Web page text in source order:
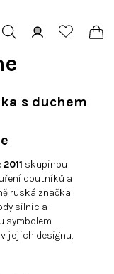
s duchem
2011 skupinou
doutníků a
ruská značka
silnic a
symbolem
jejich designu,